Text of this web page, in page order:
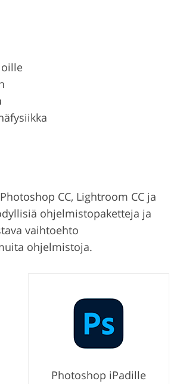
CC, Lightroom CC ja
ohjelmistopaketteja ja
vaihtoehto
ohjelmistoja.
Photoshop iPadille